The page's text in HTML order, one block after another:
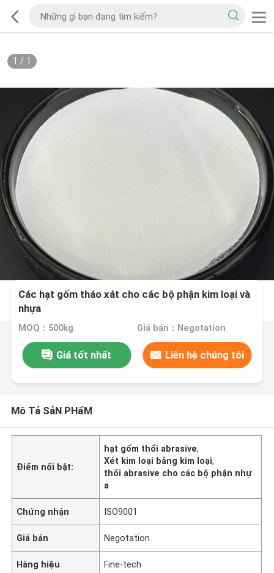
1 / 1
Các hạt gốm tháo xát cho các bộ phận kim loại và
nhựa
MOQ：500kg Giá bán：Negotation
Giá tốt nhất Liên hệ chúng tôi
Mô Tả SảN PHẩM
Điểm nổi bật:
hạt gốm thổi abrasive,
Xét kim loại bằng kim loại,
thổi abrasive cho các bộ phận nhự
a
Chứng nhận ISO9001
Giá bán Negotation
Hàng hiệu Fine-tech